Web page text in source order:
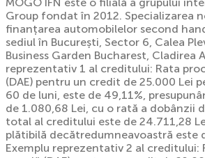
Group fondat în 2012. Specializarea
finanțarea automobilelor second
sediul în București, Sector 6, Calea
Business Garden Bucharest, Cladirea
reprezentativ 1 al creditului: Rata
(DAE) pentru un credit de 25.000 Lei
60 de luni, este de 49,11%,
de 1.080,68 Lei, cu o rată a dobânzii
total al creditului este de 24.711,28
plătibilă decătredumneavoastră este
Exemplu reprezentativ 2 al creditului: